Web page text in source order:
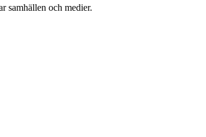
samhällen och medier.